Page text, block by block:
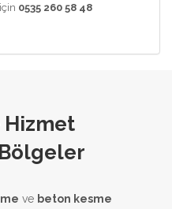
0535 260 58 48
Hizmet
ve beton kesme